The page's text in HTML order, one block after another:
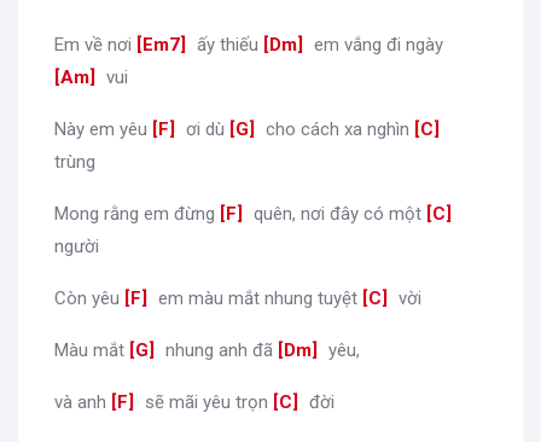
Em về nơi [Em7 ấy thiếu [Dm em vắng đi ngày
Am
vui
Này em yêu [F ơi dù [G cho cách xa nghìn [C
trùng
Mong rằng em đừng [F quên, nơi đây có một [C
người
Còn yêu [F em màu mắt nhung tuyệt [C vời
Màu mắt [G nhung anh đã [Dm yêu,
và anh [F sẽ mãi yêu trọn [C đời